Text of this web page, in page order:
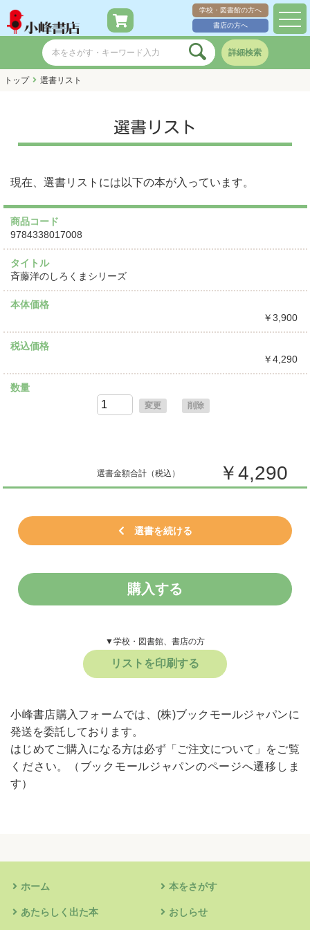
学校・図書館の方へ
書店の方へ
詳細検索
トップ 選書リスト
選書リスト
現在、選書リストには以下の本が入っています。
商品コード
9784338017008
タイトル
斉藤洋のしろくまシリーズ
本体価格
￥3,900
税込価格
￥4,290
数量
変更 削除
選書金額合計（税込） ￥4,290
選書を続ける
購入する
▼学校・図書館、書店の方
リストを印刷する
小峰書店購入フォームでは、(株)ブックモールジャパンに
発送を委託しております。
はじめてご購入になる方は必ず 「ご注文について」 をご覧
ください。
（ブックモールジャパンのページへ遷移しま
す）
ホーム 本をさがす
あたらしく出た本 おしらせ